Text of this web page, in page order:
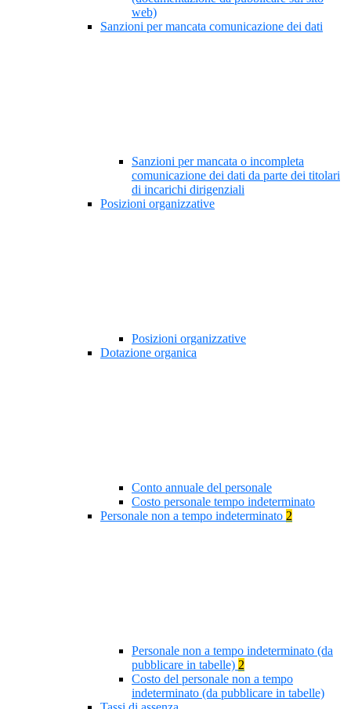
web)
Sanzioni per mancata comunicazione dei dati
Sanzioni per mancata o incompleta
comunicazione dei dati da parte dei titolari
di incarichi dirigenziali
Posizioni organizzative
Posizioni organizzative
Dotazione organica
Conto annuale del personale
Costo personale tempo indeterminato
Personale non a tempo indeterminato 2
Personale non a tempo indeterminato (da
pubblicare in tabelle) 2
Costo del personale non a tempo
indeterminato (da pubblicare in tabelle)